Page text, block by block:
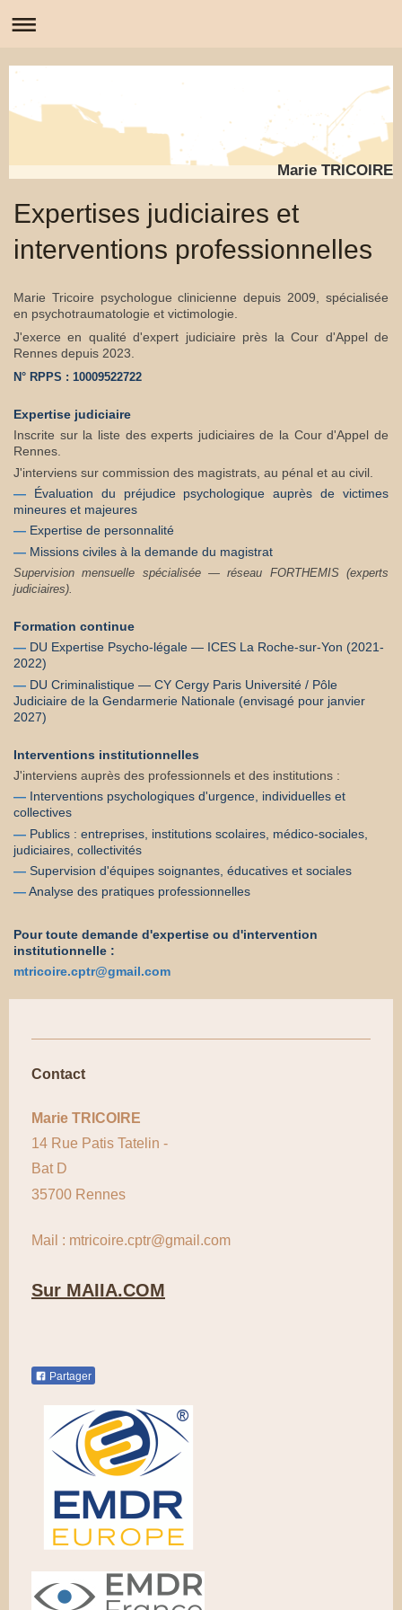
Marie TRICOIRE
Expertises judiciaires et
interventions professionnelles
Marie Tricoire psychologue clinicienne depuis 2009, spécialisée
en psychotraumatologie et victimologie.
J'exerce en qualité d'expert judiciaire près la Cour d'Appel de
Rennes depuis 2023.
N° RPPS : 10009522722
Expertise judiciaire
Inscrite sur la liste des experts judiciaires de la Cour d'Appel de
Rennes.
J'interviens sur commission des magistrats, au pénal et au civil.
—
Évaluation du préjudice psychologique auprès de victimes
mineures et majeures
— Expertise de personnalité
— Missions civiles à la demande du magistrat
Supervision mensuelle spécialisée — réseau FORTHEMIS (experts
judiciaires).
Formation continue
— DU Expertise Psycho-légale — ICES La Roche-sur-Yon (2021-
2022)
— DU Criminalistique — CY Cergy Paris Université / Pôle
Judiciaire de la Gendarmerie Nationale (envisagé pour janvier
2027)
Interventions institutionnelles
J'interviens auprès des professionnels et des institutions :
— Interventions psychologiques d'urgence, individuelles et
collectives
— Publics : entreprises, institutions scolaires, médico-sociales,
judiciaires, collectivités
— Supervision d'équipes soignantes, éducatives et sociales
—Analyse des pratiques professionnelles
Pour toute demande d'expertise ou d'intervention
institutionnelle :
mtricoire.cptr@gmail.com
Contact
Marie TRICOIRE
14 Rue Patis Tatelin -
Bat D
35700 Rennes
Mail : mtricoire.cptr@gmail.com
Sur MAIIA.COM
Partager